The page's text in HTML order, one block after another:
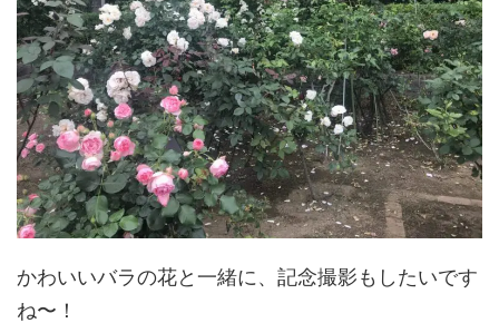
かわいいバラの花と一緒に、記念撮影もしたいです
ね〜！